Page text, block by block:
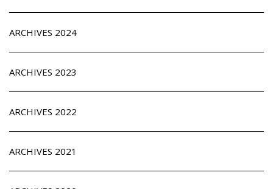
ARCHIVES 2024
ARCHIVES 2023
ARCHIVES 2022
ARCHIVES 2021